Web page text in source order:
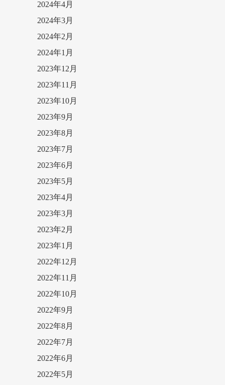
2024年4月
2024年3月
2024年2月
2024年1月
2023年12月
2023年11月
2023年10月
2023年9月
2023年8月
2023年7月
2023年6月
2023年5月
2023年4月
2023年3月
2023年2月
2023年1月
2022年12月
2022年11月
2022年10月
2022年9月
2022年8月
2022年7月
2022年6月
2022年5月